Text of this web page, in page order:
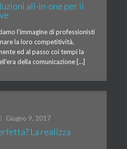
all-in-one per il
l’immagine di professionisti
la loro competitività,
ed al passo coi tempi la
della comunicazione […]
Giugno 9, 2017
La realizza